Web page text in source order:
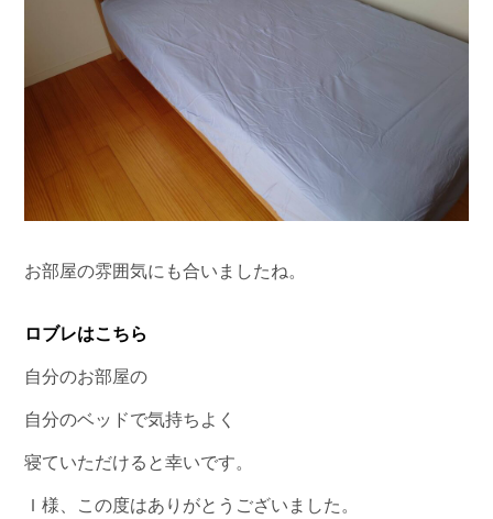
お部屋の雰囲気にも合いましたね。
ロブレはこちら
自分のお部屋の
自分のベッドで気持ちよく
寝ていただけると幸いです。
Ｉ様、この度はありがとうございました。